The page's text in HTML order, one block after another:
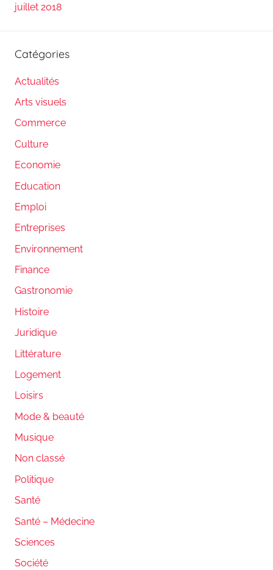
juillet 2018
Catégories
Actualités
Arts visuels
Commerce
Culture
Economie
Education
Emploi
Entreprises
Environnement
Finance
Gastronomie
Histoire
Juridique
Littérature
Logement
Loisirs
Mode & beauté
Musique
Non classé
Politique
Santé
Santé – Médecine
Sciences
Société